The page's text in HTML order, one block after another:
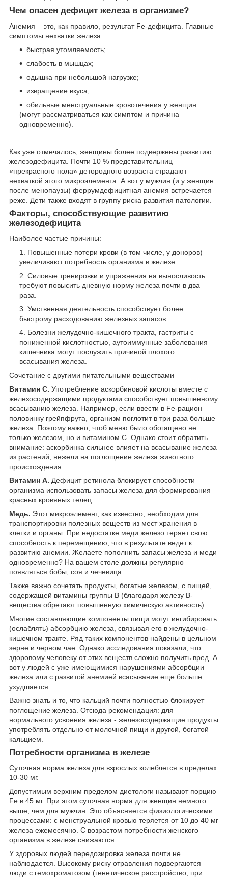
Чем опасен дефицит железа в организме?
Анемия – это, как правило, результат Fe-дефицита. Главные
симптомы нехватки железа:
быстрая утомляемость;
слабость в мышцах;
одышка при небольшой нагрузке;
извращение вкуса;
обильные менструальные кровотечения у женщин
(могут рассматриваться как симптом и причина
одновременно).
Как уже отмечалось, женщины более подвержены развитию
железодефицита. Почти 10 % представительниц
«прекрасного пола» детородного возраста страдают
нехваткой этого микроэлемента. А вот у мужчин (и у женщин
после менопаузы) феррумдефицитная анемия встречается
реже. Дети также входят в группу риска развития патологии.
Факторы, способствующие развитию
железодефицита
Наиболее частые причины:
Повышенные потери крови (в том числе, у доноров)
увеличивают потребность организма в железе.
Силовые тренировки и упражнения на выносливость
требуют повысить дневную норму железа почти в два
раза.
Умственная деятельность способствует более
быстрому расходованию железных запасов.
Болезни желудочно-кишечного тракта, гастриты с
пониженной кислотностью, аутоиммунные заболевания
кишечника могут послужить причиной плохого
всасывания железа.
Сочетание с другими питательными веществами
Витамин С. Употребление аскорбиновой кислоты вместе с
железосодержащими продуктами способствует повышенному
всасыванию железа. Например, если ввести в Fe-рацион
половинку грейпфрута, организм поглотит в три раза больше
железа. Поэтому важно, чтоб меню было обогащено не
только железом, но и витамином С. Однако стоит обратить
внимание: аскорбинка сильнее влияет на всасывание железа
из растений, нежели на поглощение железа животного
происхождения.
Витамин А. Дефицит ретинола блокирует способности
организма использовать запасы железа для формирования
красных кровяных телец.
Медь. Этот микроэлемент, как известно, необходим для
транспортировки полезных веществ из мест хранения в
клетки и органы. При недостатке меди железо теряет свою
способность к перемещению, что в результате ведет к
развитию анемии. Желаете пополнить запасы железа и меди
одновременно? На вашем столе должны регулярно
появляться бобы, соя и чечевица.
Также важно сочетать продукты, богатые железом, с пищей,
содержащей витамины группы В (благодаря железу В-
вещества обретают повышенную химическую активность).
Многие составляющие компоненты пищи могут ингибировать
(ослаблять) абсорбцию железа, связывая его в желудочно-
кишечном тракте. Ряд таких компонентов найдены в цельном
зерне и черном чае. Однако исследования показали, что
здоровому человеку от этих веществ сложно получить вред. А
вот у людей с уже имеющимися нарушениями абсорбции
железа или с развитой анемией всасывание еще больше
ухудшается.
Важно знать и то, что кальций почти полностью блокирует
поглощение железа. Отсюда рекомендация: для
нормального усвоения железа - железосодержащие продукты
употреблять отдельно от молочной пищи и другой, богатой
кальцием.
Потребности организма в железе
Суточная норма железа для взрослых колеблется в пределах
10-30 мг.
Допустимым верхним пределом диетологи называют порцию
Fe в 45 мг. При этом суточная норма для женщин немного
выше, чем для мужчин. Это объясняется физиологическими
процессами: с менструальной кровью теряется от 10 до 40 мг
железа ежемесячно. С возрастом потребности женского
организма в железе снижаются.
У здоровых людей передозировка железа почти не
наблюдается. Высокому риску отравления подвергаются
люди с гемохроматозом (генетическое расстройство, при